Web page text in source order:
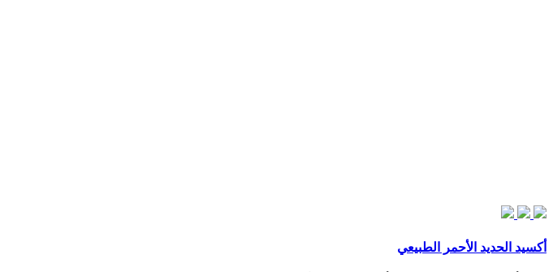
أكسيد الحديد الأحمر الطبيعي